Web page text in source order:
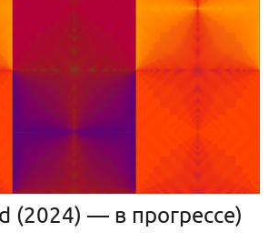
(2024) — в прогрессе)